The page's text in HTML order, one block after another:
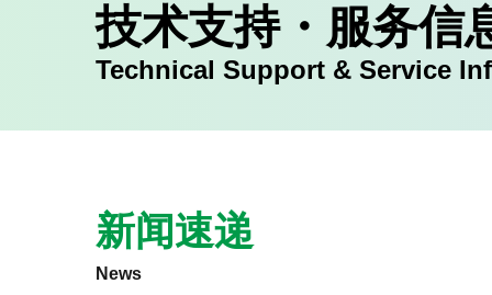
技术支持・服务信
Technical Support & Service
新闻速递
News